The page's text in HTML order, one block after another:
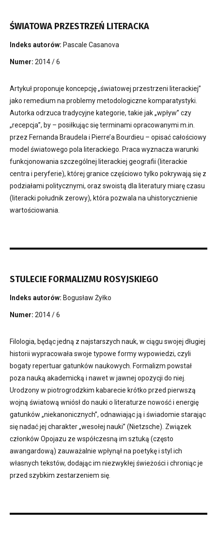
ŚWIATOWA PRZESTRZEŃ LITERACKA
Indeks autorów: Pascale Casanova
Numer: 2014 / 6
Artykuł proponuje koncepcję „światowej przestrzeni literackiej”
jako remedium na problemy metodologiczne komparatystyki.
Autorka odrzuca tradycyjne kategorie, takie jak „wpływ” czy
„recepcja”, by – posiłkując się terminami opracowanymi m.in.
przez Fernanda Braudela i Pierre’a Bourdieu – opisać całościowy
model światowego pola literackiego. Praca wyznacza warunki
funkcjonowania szczególnej literackiej geografii (literackie
centra i peryferie), której granice częściowo tylko pokrywają się z
podziałami politycznymi, oraz swoistą dla literatury miarę czasu
(literacki południk zerowy), która pozwala na uhistorycznienie
wartościowania.
STULECIE FORMALIZMU ROSYJSKIEGO
Indeks autorów: Bogusław Żyłko
Numer: 2014 / 6
Filologia, będąc jedną z najstarszych nauk, w ciągu swojej długiej
historii wypracowała swoje typowe formy wypowiedzi, czyli
bogaty repertuar gatunków naukowych. Formalizm powstał
poza nauką akademicką i nawet w jawnej opozycji do niej.
Urodzony w piotrogrodzkim kabarecie krótko przed pierwszą
wojną światową wniósł do nauki o literaturze nowość i energię
gatunków „niekanonicznych”, odnawiając ją i świadomie starając
się nadać jej charakter „wesołej nauki” (Nietzsche). Związek
członków Opojazu ze współczesną im sztuką (często
awangardową) zauważalnie wpłynął na poetykę i styl ich
własnych tekstów, dodając im niezwykłej świeżości i chroniąc je
przed szybkim zestarzeniem się.